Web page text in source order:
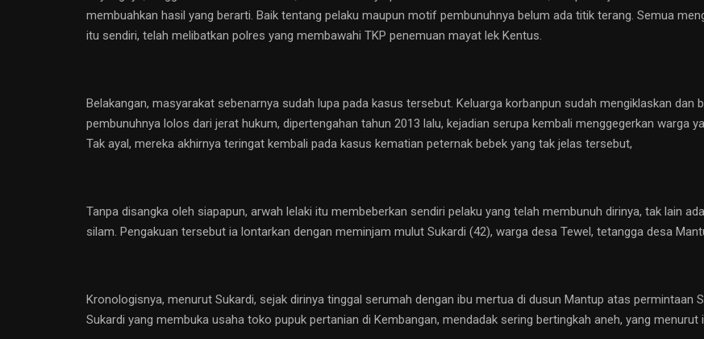
membuahkan hasil yang berarti. Baik tentang pelaku maupun motif pembunuhnya belum ada titik terang. Semua
itu sendiri, telah melibatkan polres yang membawahi TKP penemuan mayat lek Kentus.
Belakangan, masyarakat sebenarnya sudah lupa pada kasus tersebut. Keluarga korbanpun sudah mengiklaskan dan
pembunuhnya lolos dari jerat hukum, dipertengahan tahun 2013 lalu, kejadian serupa kembali menggegerkan warga
Tak ayal, mereka akhirnya teringat kembali pada kasus kematian peternak bebek yang tak jelas tersebut,
Tanpa disangka oleh siapapun, arwah lelaki itu membeberkan sendiri pelaku yang telah membunuh dirinya, tak lain
silam. Pengakuan tersebut ia lontarkan dengan meminjam mulut Sukardi (42), warga desa Tewel, tetangga desa
Kronologisnya, menurut Sukardi, sejak dirinya tinggal serumah dengan ibu mertua di dusun Mantup atas permintaan
Sukardi yang membuka usaha toko pupuk pertanian di Kembangan, mendadak sering bertingkah aneh, yang menurut